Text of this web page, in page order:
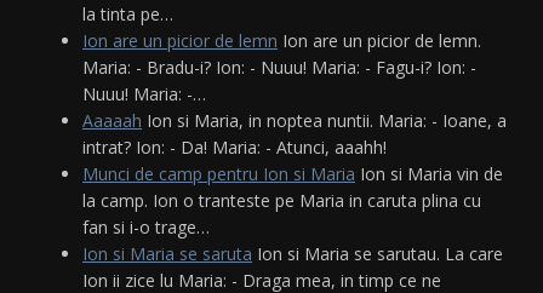
la tinta pe…
Ion are un picior de lemn Ion are un picior de lemn.
Maria: - Bradu-i? Ion: - Nuuu! Maria: - Fagu-i? Ion: -
Nuuu! Maria: -…
Aaaaah Ion si Maria, in noptea nuntii. Maria: - Ioane, a
intrat? Ion: - Da! Maria: - Atunci, aaahh!
Munci de camp pentru Ion si Maria Ion si Maria vin de
la camp. Ion o tranteste pe Maria in caruta plina cu
fan si i-o trage…
Ion si Maria se saruta Ion si Maria se sarutau. La care
Ion ii zice lu Maria: - Draga mea, in timp ce ne